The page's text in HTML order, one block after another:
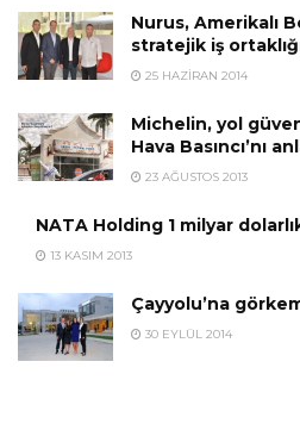
Nurus, Amerikalı
stratejik iş
25 HAZIRAN 2014
Michelin, yol
Hava Basıncı’nı
23 AĞUSTOS 2013
NATA Holding 1 milyar
13 KASIM 2013
Çayyolu’na
30 EYLÜL 2014